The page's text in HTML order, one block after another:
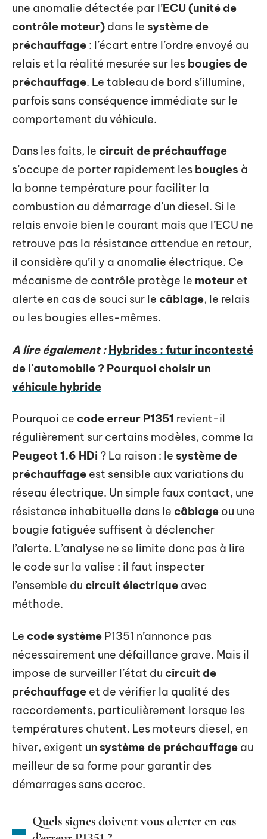
une anomalie détectée par l’ECU (unité de
contrôle moteur) dans le système de
préchauffage : l’écart entre l’ordre envoyé au
relais et la réalité mesurée sur les bougies de
préchauffage. Le tableau de bord s’illumine,
parfois sans conséquence immédiate sur le
comportement du véhicule.
Dans les faits, le circuit de préchauffage
s’occupe de porter rapidement les bougies à
la bonne température pour faciliter la
combustion au démarrage d’un diesel. Si le
relais envoie bien le courant mais que l’ECU ne
retrouve pas la résistance attendue en retour,
il considère qu’il y a anomalie électrique. Ce
mécanisme de contrôle protège le moteur et
alerte en cas de souci sur le câblage, le relais
ou les bougies elles-mêmes.
A lire également : Hybrides : futur incontesté
de l'automobile ? Pourquoi choisir un
véhicule hybride
Pourquoi ce code erreur P1351 revient-il
régulièrement sur certains modèles, comme la
Peugeot 1.6 HDi ? La raison : le système de
préchauffage est sensible aux variations du
réseau électrique. Un simple faux contact, une
résistance inhabituelle dans le câblage ou une
bougie fatiguée suffisent à déclencher
l’alerte. L’analyse ne se limite donc pas à lire
le code sur la valise : il faut inspecter
l’ensemble du circuit électrique avec
méthode.
Le code système P1351 n’annonce pas
nécessairement une défaillance grave. Mais il
impose de surveiller l’état du circuit de
préchauffage et de vérifier la qualité des
raccordements, particulièrement lorsque les
températures chutent. Les moteurs diesel, en
hiver, exigent un système de préchauffage au
meilleur de sa forme pour garantir des
démarrages sans accroc.
Quels signes doivent vous alerter en cas